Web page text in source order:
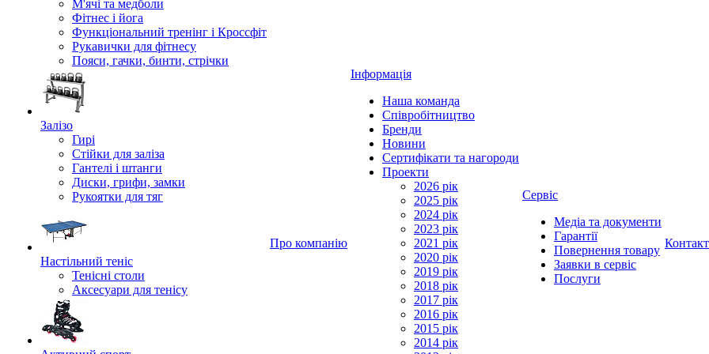
М'ячі та медболи
Фітнес і йога
Функціональний тренінг і Кроссфіт
Рукавички для фітнесу
Пояси, гачки, бинти, стрічки
Залізо
Гирі
Стійки для заліза
Гантелі і штанги
Диски, грифи, замки
Рукоятки для тяг
Настільний теніс
Тенісні столи
Аксесуари для тенісу
Про компанію
Інформація
Наша команда
Співробітництво
Бренди
Новини
Сертифікати та нагороди
Проекти
2026 рік
2025 рік
2024 рік
2023 рік
2021 рік
2020 рік
2019 рік
2018 рік
2017 рік
2016 рік
2015 рік
2014 рік
Сервіс
Медіа та документи
Гарантії
Повернення товару
Заявки в сервіс
Послуги